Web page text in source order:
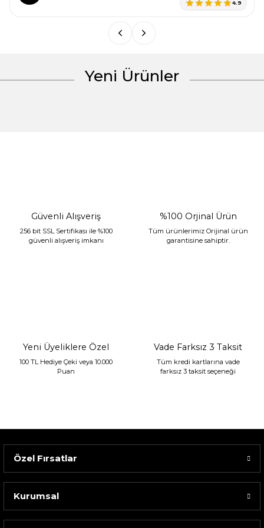
Ürün fiyatı diğer sitelerden daha pahalı.
4.9
Yeni Ürünler
Güvenli Alışveriş
256 bit SSL Sertifikası ile %100
güvenli alışveriş imkanı
%100 Orjinal Ürün
Tüm ürünlerimiz Orijinal ürün
garantisine sahiptir.
Yeni Üyeliklere Özel
100 TL Hediye Çeki veya 10.000
Puan
Vade Farksız 3 Taksit
Tüm kredi kartlarına vade
farksız 3 taksit seçeneği
Özel Fırsatlar
Kurumsal